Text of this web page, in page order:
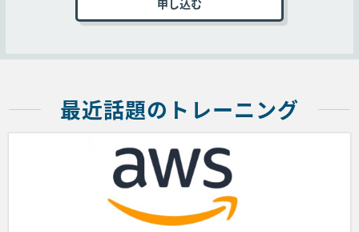
コースの受講を申し込むお客様は弊社Webサイト
上の申込ページに必要事項を記入、本規約に同意
の申込書に必要事項を記入、本規約に同意いただ
方法で送付することでコースの受講を申し込むも
のとします。
弊社は前項の申し込み受付後、請求書を送付しま
す。ご入金を確認の上、コース受講確認メールを
送付します。なお、お客様が申し込んだコースの
提供に係る契約の成立は受講確認メールの配信を
もって成立します。また、満席によるコースの受
最近話題のトレーニング